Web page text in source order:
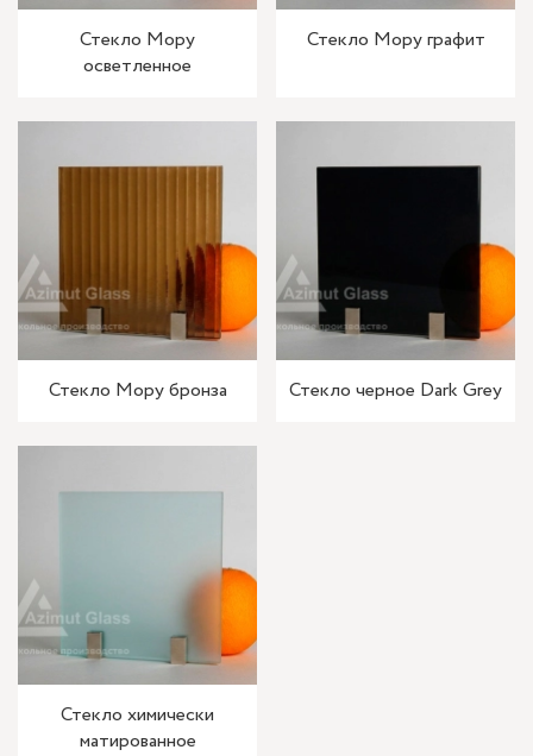
Стекло Мору
осветленное
Стекло Мору графит
Стекло Мору бронза Стекло черное Dark Grey
Стекло химически
матированное